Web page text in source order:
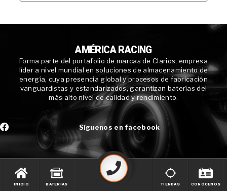
AMÉRICA RACING
Forma parte del portafolio de marcas de Clarios, empresa
líder a nivel mundial en soluciones de almacenamiento de
energía, cuya presencia global y procesos de fabricación
vanguardistas y estandarizados, garantizan baterías del
más alto nivel de calidad y rendimiento.
Síguenos en facebook
INICIO BATERIAS TIENDAS CONÓCENOS